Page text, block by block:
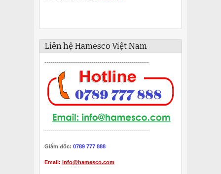
Liên hệ Hamesco Việt Nam
-----------------------------------------------------
-----------------------------------------------------
Giám đốc: 0789 777 888
Email: info@hamesco.com